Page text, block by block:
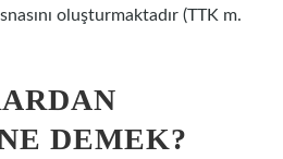
oluşturmaktadır (TTK m.
DEMEK?